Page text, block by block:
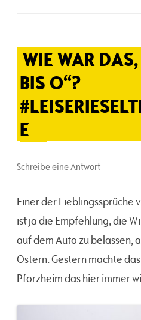
WIE WAR
BIS O“?
E
Schreibe eine Antwort
Einer der Lieblingssprüche
ist ja die Empfehlung, die
auf dem Auto zu belassen,
Ostern. Gestern machte
Pforzheim das hier immer